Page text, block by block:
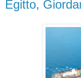
Egitto,